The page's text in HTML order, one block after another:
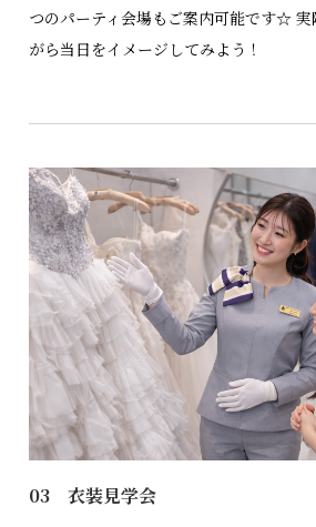
つのパーティ会場もご案内可能です☆
がら当日をイメージしてみよう！
03 衣装見学会